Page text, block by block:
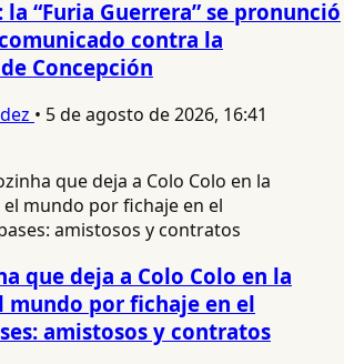
la “Furia Guerrera” se pronunció
contra la
Concepción
• 5 de agosto de 2026, 16:41
que deja a Colo Colo en la
mundo por fichaje en el
amistosos y contratos